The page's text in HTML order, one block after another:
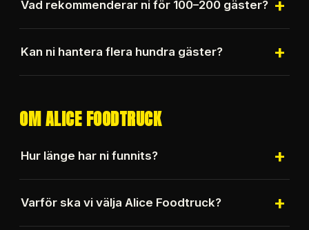
Vad rekommenderar ni för 100–200 gäster? +
fungerar mycket bra för större grupper.
Kan ni hantera flera hundra gäster? +
OM ALICE FOODTRUCK
Hur länge har ni funnits? +
Varför ska vi välja Alice Foodtruck?
+